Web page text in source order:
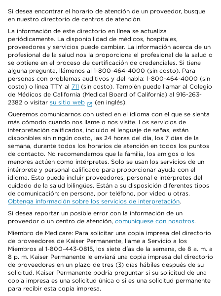
Si desea encontrar el horario de atención de un proveedor, busque
en nuestro directorio de centros de atención.
La información de este directorio en línea se actualiza
periódicamente. La disponibilidad de médicos, hospitales,
proveedores y servicios puede cambiar. La información acerca de un
profesional de la salud nos la proporciona el profesional de la salud o
se obtiene en el proceso de certificación de credenciales. Si tiene
alguna pregunta, llámenos al 1-800-464-4000 (sin costo). Para
personas con problemas auditivos y del habla: 1-800-464-4000 (sin
costo) o línea TTY al 711 (sin costo). También puede llamar al Colegio
de Médicos de California (Medical Board of California) al 916-263-
2382 o visitar su sitio web
(en inglés).
Queremos comunicarnos con usted en el idioma con el que se sienta
más cómodo cuando nos llame o nos visite. Los servicios de
interpretación calificados, incluido el lenguaje de señas, están
disponibles sin ningún costo, las 24 horas del día, los 7 días de la
semana, durante todos los horarios de atención en todos los puntos
de contacto. No recomendamos que la familia, los amigos o los
menores actúen como intérpretes. Solo se usan los servicios de un
intérprete y personal calificado para proporcionar ayuda con el
idioma. Esto puede incluir proveedores, personal e intérpretes del
cuidado de la salud bilingües. Están a su disposición diferentes tipos
de comunicación: en persona, por teléfono, por video u otras.
Obtenga información sobre los servicios de interpretación.
Si desea reportar un posible error con la información de un
proveedor o un centro de atención, comuníquese con nosotros.
Miembro de Medicare: Para solicitar una copia impresa del directorio
de proveedores de Kaiser Permanente, llame a Servicio a los
Miembros al 1-800-443-0815, los siete días de la semana, de 8 a. m. a
8 p. m. Kaiser Permanente le enviará una copia impresa del directorio
de proveedores en un plazo de tres (3) días hábiles después de su
solicitud. Kaiser Permanente podría preguntar si su solicitud de una
copia impresa es una solicitud única o si es una solicitud permanente
para recibir esta copia impresa.